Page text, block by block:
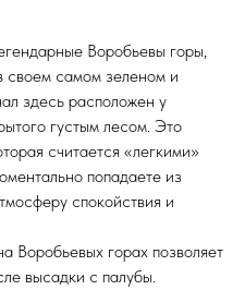
Воробьевы горы,
своем самом зеленом и
здесь расположен у
густым лесом. Это
считается «легкими»
попадаете из
спокойствия и
Воробьевых горах позволяет
высадки с палубы.